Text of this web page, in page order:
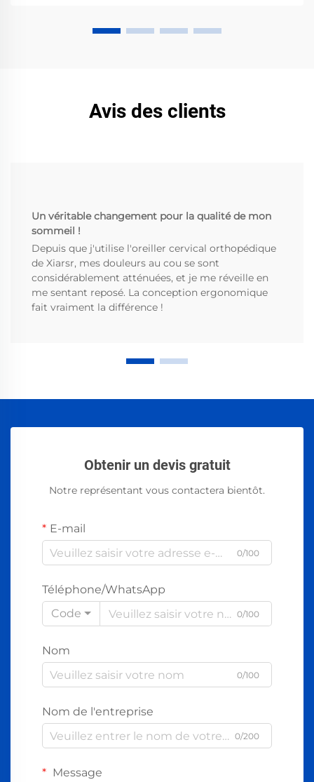
Avis des clients
Un véritable changement pour la qualité de mon
sommeil !
Depuis que j'utilise l'oreiller cervical orthopédique
de Xiarsr, mes douleurs au cou se sont
considérablement atténuées, et je me réveille en
me sentant reposé. La conception ergonomique
fait vraiment la différence !
Obtenir un devis gratuit
Notre représentant vous contactera bientôt.
E-mail
0/100
Téléphone/WhatsApp
Code
0/100
Nom
0/100
Nom de l'entreprise
0/200
Message